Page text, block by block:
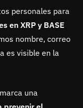
personales para
en XRP y BASE
nombre, correo
es visible en la
una